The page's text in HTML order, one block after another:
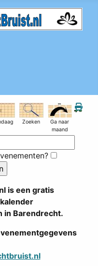
Zoeken
Ga naar
maand
is een gratis
in Barendrecht.